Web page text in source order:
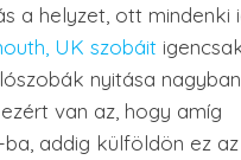
a helyzet, ott mindenki
UK szobáit
nyitása
van az, hogy amíg
addig külföldön ez